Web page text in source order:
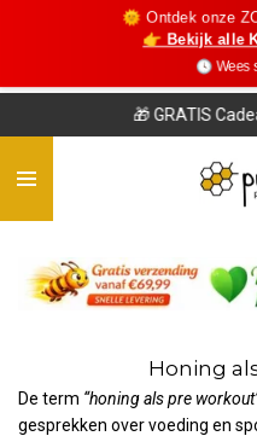
🌞 Ontdek onze
👉 Bekijk alle
🕓 Wees
🎁 GRATIS
Honing
De term “honing als pre
gesprekken over voeding en